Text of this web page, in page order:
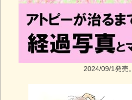
2024/09/1発売。